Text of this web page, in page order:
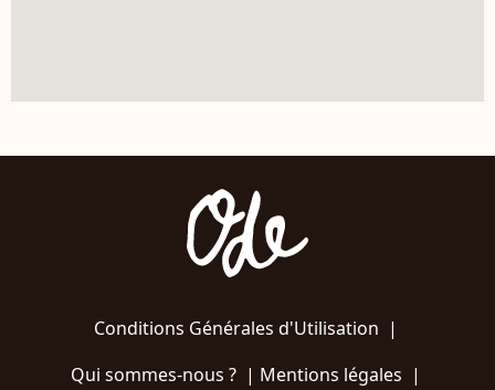
Conditions Générales d'Utilisation |
Qui sommes-nous ?| Mentions légales |